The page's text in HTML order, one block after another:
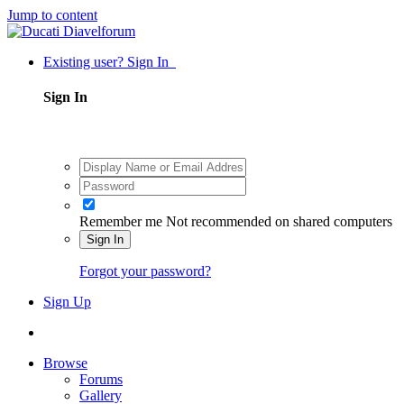
Jump to content
Existing user? Sign In
Sign In
Remember me Not recommended on shared computers
Sign In
Forgot your password?
Sign Up
Browse
Forums
Gallery